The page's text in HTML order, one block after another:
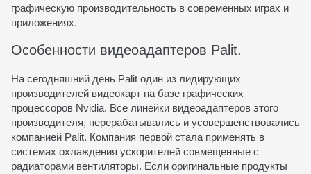
графическую производительность в современных играх и
приложениях.
Особенности видеоадаптеров Palit.
На сегодняшний день Palit один из лидирующих
производителей видеокарт на базе графических
процессоров Nvidia. Все линейки видеоадаптеров этого
производителя, перерабатывались и усовершенствовались
компанией Palit. Компания первой стала применять в
системах охлаждения ускорителей совмещенные с
радиаторами вентиляторы. Если оригинальные продукты